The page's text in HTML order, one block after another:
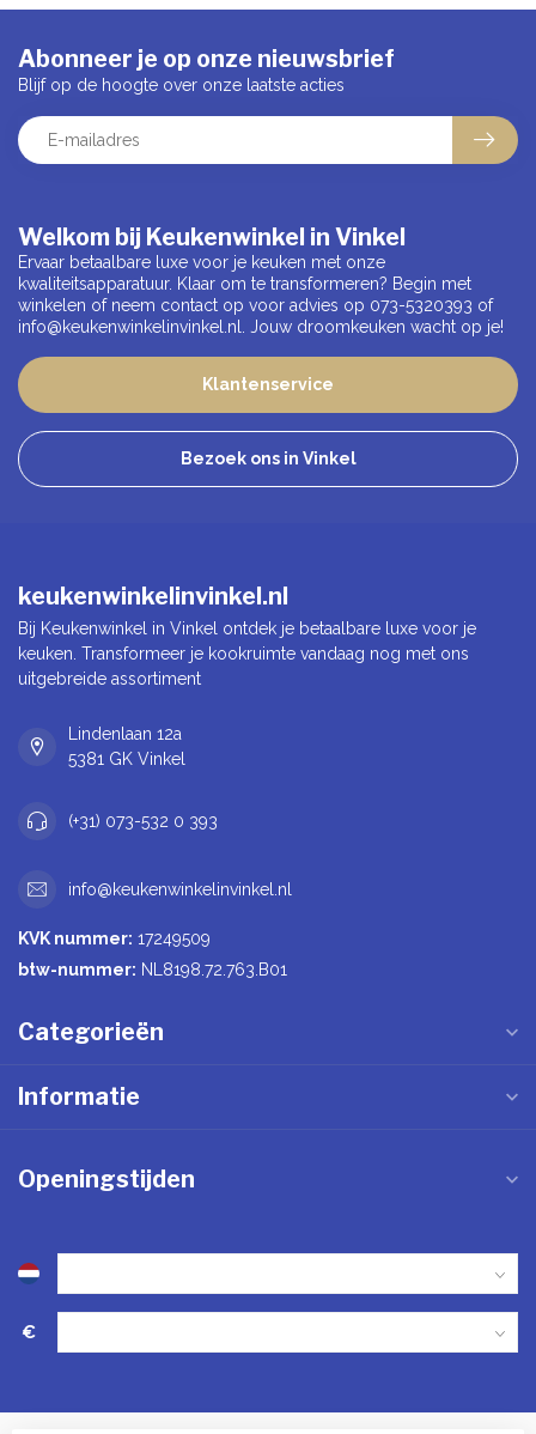
Welkom bij Keukenwinkel in Vinkel
Ervaar betaalbare luxe voor je keuken met onze
kwaliteitsapparatuur. Klaar om te transformeren? Begin met
winkelen of neem contact op voor advies op 073-5320393 of
info@keukenwinkelinvinkel.nl
. Jouw droomkeuken wacht op je!
Klantenservice
Bezoek ons in Vinkel
Abonneer je op onze nieuwsbrief
Blijf op de hoogte over onze laatste acties
keukenwinkelinvinkel.nl
Bij Keukenwinkel in Vinkel ontdek je betaalbare luxe voor je
keuken. Transformeer je kookruimte vandaag nog met ons
uitgebreide assortiment
Lindenlaan 12a
5381 GK Vinkel
(+31) 073-532 0 393
info@keukenwinkelinvinkel.nl
KVK nummer: 17249509
btw-nummer: NL8198.72.763.B01
Categorieën
Informatie
Openingstijden
€